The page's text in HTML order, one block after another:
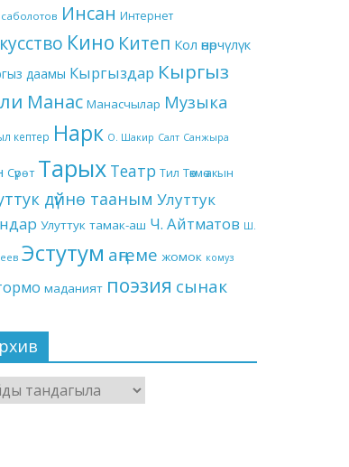
Инсан Интернет
Кино Китеп Кол өнөрчүлүк
даамы Кыргыздар Кыргыз
Манас Манасчылар Музыка
кептер Нарк О. Шакир Салт Санжыра
Сүрөт Тарых Театр Тил Төкмө акын
дүйнө тааным Улуттук
Улуттук тамак-аш Ч. Айтматов Ш.
Эстутум аңгеме жомок комуз
маданият поэзия сынак